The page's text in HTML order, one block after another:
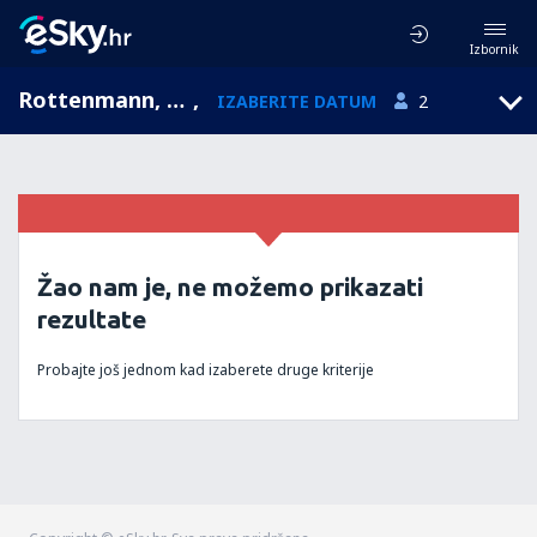
Izbornik
Rottenmann, Styria, Austrija , IZABERITE DATUM 2
Žao nam je, ne možemo prikazati
rezultate
Probajte još jednom kad izaberete druge kriterije